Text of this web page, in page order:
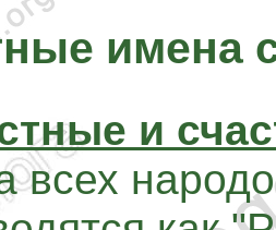
имена
и
всех